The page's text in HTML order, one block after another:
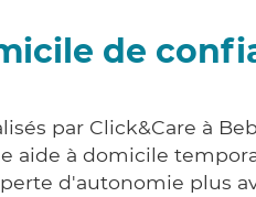
de
par Click&Care à
aide à domicile
d'autonomie plus